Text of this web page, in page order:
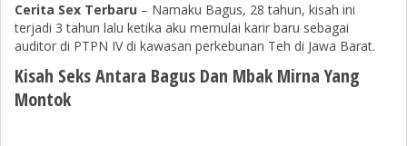
Cerita Sex Terbaru – Namaku Bagus, 28 tahun, kisah ini
terjadi 3 tahun lalu ketika aku memulai karir baru sebagai
auditor di PTPN IV di kawasan perkebunan Teh di Jawa Barat.
Kisah Seks Antara Bagus Dan Mbak Mirna Yang
Montok